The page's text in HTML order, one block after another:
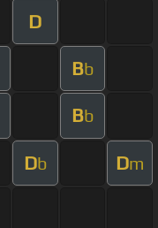
D
Bb
Bb
Db Dm